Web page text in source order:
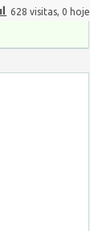
628 visitas, 0 hoje